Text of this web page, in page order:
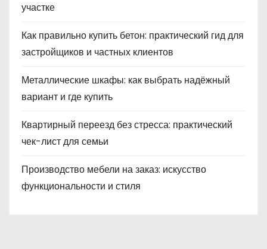
участке
Как правильно купить бетон: практический гид для
застройщиков и частных клиентов
Металлические шкафы: как выбрать надёжный
вариант и где купить
Квартирный переезд без стресса: практический
чек-лист для семьи
Производство мебели на заказ: искусство
функциональности и стиля